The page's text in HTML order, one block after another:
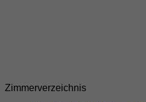
Zimmerverzeichnis